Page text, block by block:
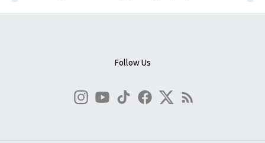
Follow Us